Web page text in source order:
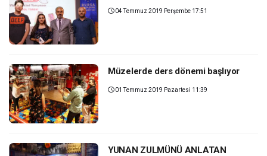
04 Temmuz 2019 Perşembe 17:51
Müzelerde ders dönemi başlıyor
01 Temmuz 2019 Pazartesi 11:39
YUNAN ZULMÜNÜ ANLATAN